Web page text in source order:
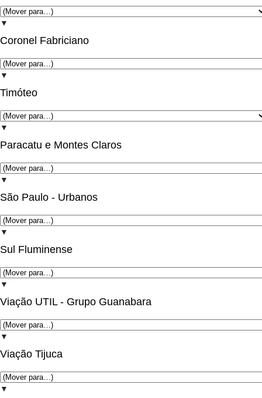
▼
Coronel Fabriciano
▼
Timóteo
▼
Paracatu e Montes Claros
▼
São Paulo - Urbanos
▼
Sul Fluminense
▼
Viação UTIL - Grupo Guanabara
▼
Viação Tijuca
▼